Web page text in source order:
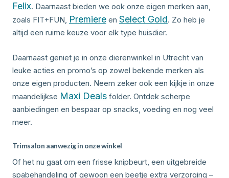
Felix. Daarnaast bieden we ook onze eigen merken aan,
zoals FIT+FUN, Premiere en Select Gold. Zo heb je
altijd een ruime keuze voor elk type huisdier.
Daarnaast geniet je in onze dierenwinkel in Utrecht van
leuke acties en promo’s op zowel bekende merken als
onze eigen producten. Neem zeker ook een kijkje in onze
maandelijkse Maxi Deals folder. Ontdek scherpe
aanbiedingen en bespaar op snacks, voeding en nog veel
meer.
Trimsalon aanwezig in onze winkel
Of het nu gaat om een frisse knipbeurt, een uitgebreide
spabehandeling of gewoon een beetje extra verzorging –